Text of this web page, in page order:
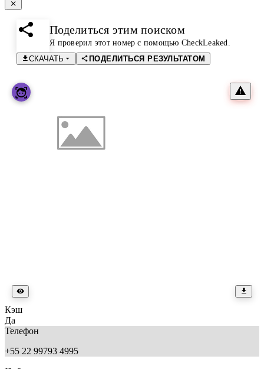
Поделиться этим поиском
Я проверил этот номер с помощью CheckLeaked.
СКАЧАТЬ
ПОДЕЛИТЬСЯ РЕЗУЛЬТАТОМ
Кэш
Да
Телефон
+55 22 99793 4995